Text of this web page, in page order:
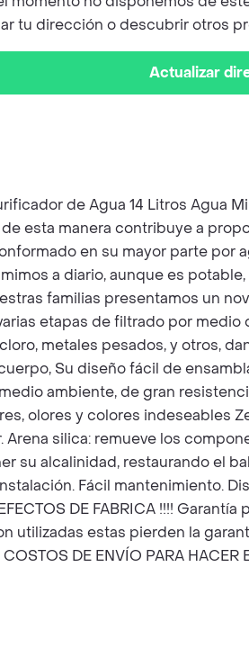
tu dirección o descubrir otros
Actualizar
de Agua 14 Litros Agua
esta manera contribuye a
en su mayor parte por
a diario, aunque es
familias presentamos un
etapas de filtrado por
metales pesados, y otros,
Su diseño fácil de
ambiente, de gran
olores y colores indeseables
silica: remueve los
su alcalinidad, restaurando el
Fácil mantenimiento.
DE FABRICA !!!!
estas pierden la
DE ENVÍO PARA HACER